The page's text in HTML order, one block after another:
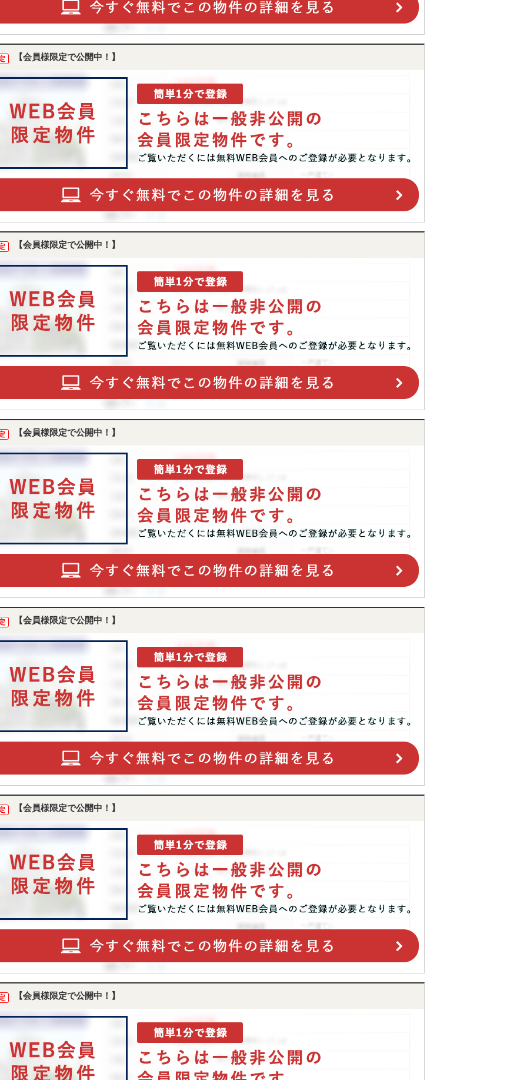
【会員様限定で公開中！】
【会員様限定で公開中！】
【会員様限定で公開中！】
【会員様限定で公開中！】
【会員様限定で公開中！】
【会員様限定で公開中！】